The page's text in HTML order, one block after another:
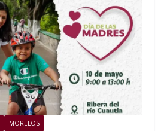
MORELOS